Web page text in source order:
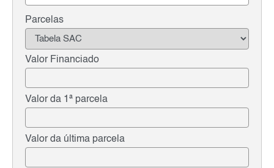
Parcelas
Valor Financiado
Valor da 1ª parcela
Valor da última parcela